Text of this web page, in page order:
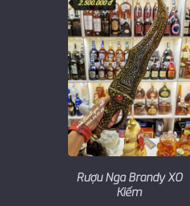
Rượu Nga Brandy XO
Kiếm